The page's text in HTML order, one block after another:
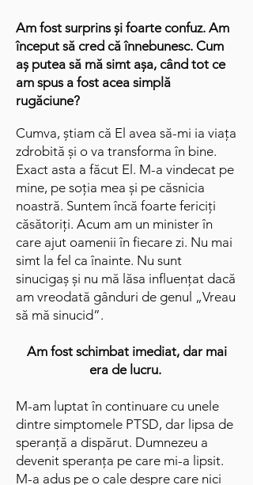
Am fost surprins și foarte confuz. Am
început să cred că înnebunesc. Cum
aș putea să mă simt așa, când tot ce
am spus a fost acea simplă
rugăciune?
Cumva, știam că El avea să-mi ia viața
zdrobită și o va transforma în bine.
Exact asta a făcut El. M-a vindecat pe
mine, pe soția mea și pe căsnicia
noastră. Suntem încă foarte fericiți
căsătoriți. Acum am un minister în
care ajut oamenii în fiecare zi. Nu mai
simt la fel ca înainte. Nu sunt
sinucigaș și nu mă lăsa influențat dacă
am vreodată gânduri de genul „Vreau
să mă sinucid”.
Am fost schimbat imediat, dar mai
era de lucru.
M-am luptat în continuare cu unele
dintre simptomele PTSD, dar lipsa de
speranță a dispărut. Dumnezeu a
devenit speranța pe care mi-a lipsit.
M-a adus pe o cale despre care nici